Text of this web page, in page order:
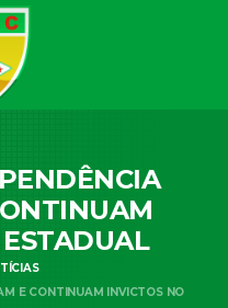
E CONTINUAM INVICTOS NO